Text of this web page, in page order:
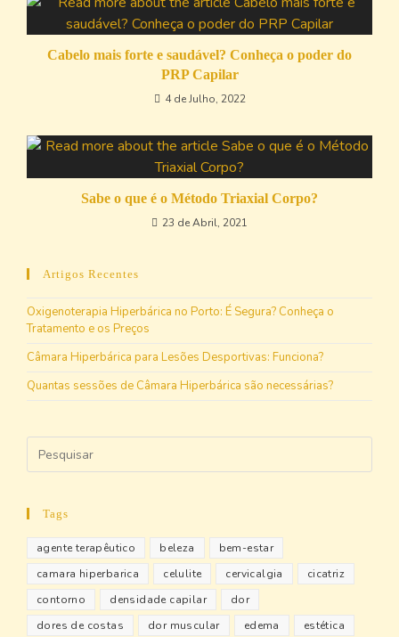
Cabelo mais forte e saudável? Conheça o poder do
PRP Capilar
4 de Julho, 2022
Sabe o que é o Método Triaxial Corpo?
23 de Abril, 2021
Artigos Recentes
Oxigenoterapia Hiperbárica no Porto: É Segura? Conheça o
Tratamento e os Preços
Câmara Hiperbárica para Lesões Desportivas: Funciona?
Quantas sessões de Câmara Hiperbárica são necessárias?
Tags
agente terapêutico beleza
bem-estar
camara hiperbarica
celulite cervicalgia
cicatriz
contorno
densidade capilar
dor
dores de costas
dor muscular edema
estética